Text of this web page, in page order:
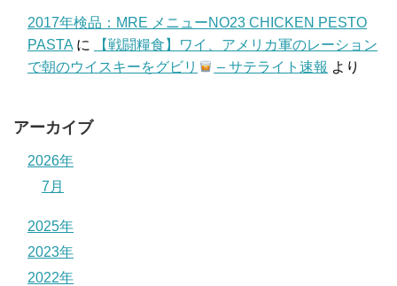
2017年検品：MRE メニューNO23 CHICKEN PESTO
PASTA に
【戦闘糧食】ワイ、アメリカ軍のレーション
で朝のウイスキーをグビリ
– サテライト速報 より
アーカイブ
2026年
7月
2025年
2023年
2022年